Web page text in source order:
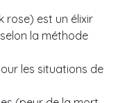
rose) est un élixir
la méthode
les situations de